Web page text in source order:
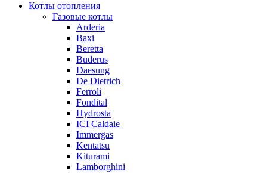
Котлы отопления
Газовые котлы
Arderia
Baxi
Beretta
Buderus
Daesung
De Dietrich
Ferroli
Fondital
Hydrosta
ICI Caldaie
Immergas
Kentatsu
Kiturami
Lamborghini